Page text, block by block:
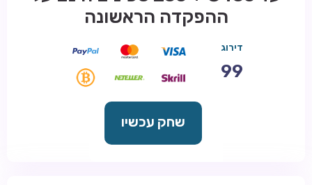
ההפקדה הראשונה
דירוג
99
שחק עכשיו